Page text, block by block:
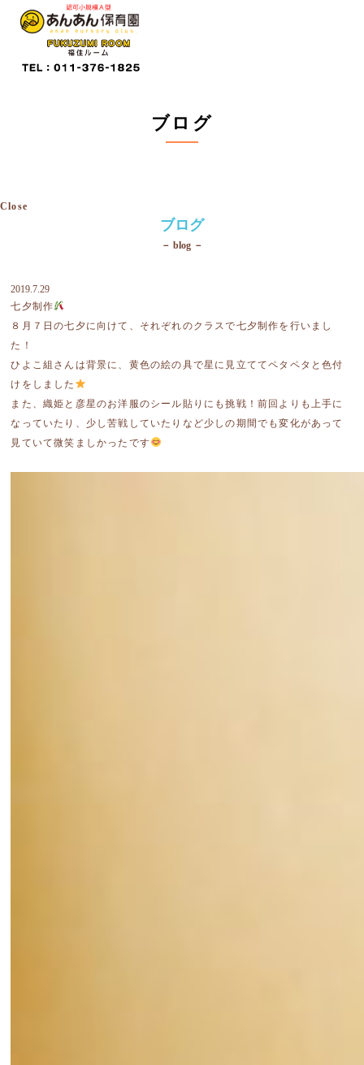
ブログ
Close
ブログ
－ blog －
2019.7.29
七夕制作
８月７日の七夕に向けて、それぞれのクラスで七夕制作を行いまし
た！
ひよこ組さんは背景に、黄色の絵の具で星に見立ててペタペタと色付
けをしました
また、織姫と彦星のお洋服のシール貼りにも挑戦！前回よりも上手に
なっていたり、少し苦戦していたりなど少しの期間でも変化があって
見ていて微笑ましかったです